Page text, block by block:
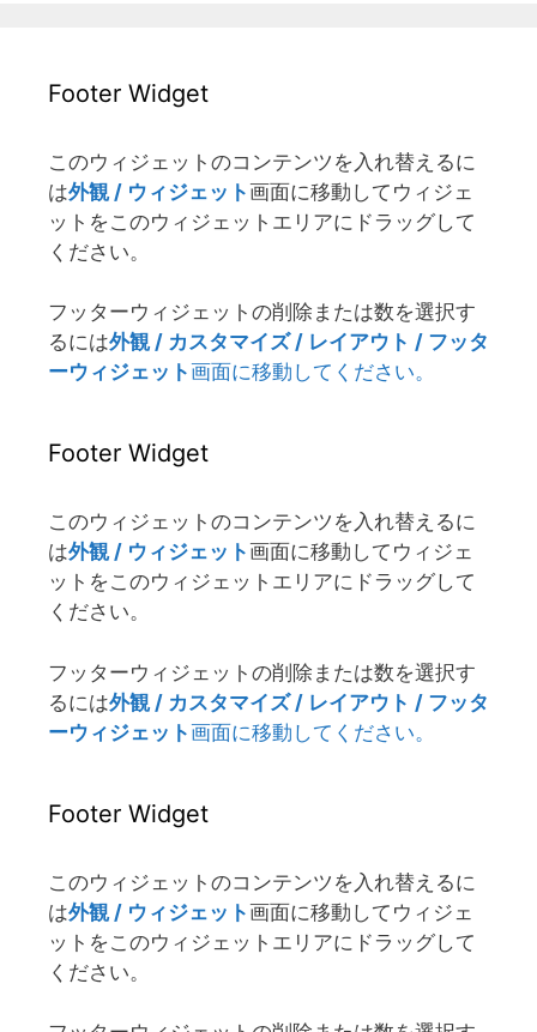
Footer Widget
このウィジェットのコンテンツを入れ替えるに
は外観 / ウィジェット画面に移動してウィジェ
ットをこのウィジェットエリアにドラッグして
ください。
フッターウィジェットの削除または数を選択す
るには外観 / カスタマイズ / レイアウト / フッタ
ーウィジェット画面に移動してください。
Footer Widget
このウィジェットのコンテンツを入れ替えるに
は外観 / ウィジェット画面に移動してウィジェ
ットをこのウィジェットエリアにドラッグして
ください。
フッターウィジェットの削除または数を選択す
るには外観 / カスタマイズ / レイアウト / フッタ
ーウィジェット画面に移動してください。
Footer Widget
このウィジェットのコンテンツを入れ替えるに
は外観 / ウィジェット画面に移動してウィジェ
ットをこのウィジェットエリアにドラッグして
ください。